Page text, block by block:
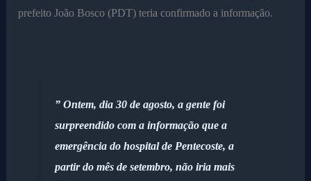
prefeito João Bosco (PDT) teria confirmado a informação.
” Ontem, dia 30 de agosto, a gente foi
surpreendido com a informação que a
emergência do hospital de Pentecoste, a
partir do mês de setembro, não iria mais